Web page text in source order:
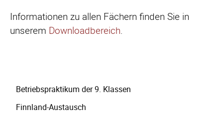
Informationen zu allen Fächern finden Sie in
unserem Downloadbereich.
überspringen
Betriebspraktikum der 9. Klassen
Finnland-Austausch